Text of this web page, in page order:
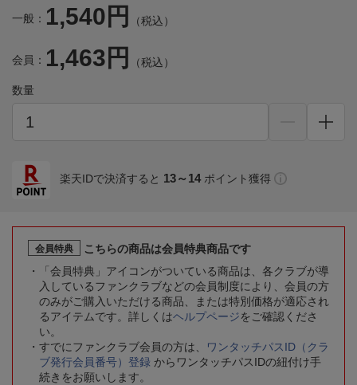
一般： 1,540円 （税込）
会員： 1,463円 （税込）
数量
楽天IDで決済すると 13～14 ポイント獲得
会員特典
こちらの商品は会員特典商品です
「会員特典」アイコンがついている商品は、各クラブが導
入しているファンクラブなどの会員制度により、会員の方
のみがご購入いただける商品、または特別価格が適応され
るアイテムです。詳しくはヘルプページをご確認くださ
い。
すでにファンクラブ会員の方は、
ワンタッチパスID（クラ
ブ発行会員番号）登録 からワンタッチパスIDの紐付け手
続きをお願いします。